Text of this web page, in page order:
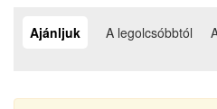
Ajánljuk A legolcsóbbtól